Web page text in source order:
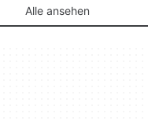
Alle ansehen